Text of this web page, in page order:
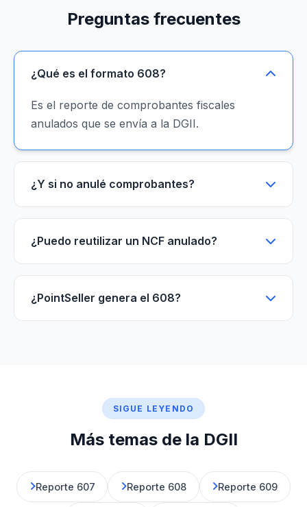
Preguntas frecuentes
¿Qué es el formato 608?
Es el reporte de comprobantes fiscales
anulados que se envía a la DGII.
¿Y si no anulé comprobantes?
¿Puedo reutilizar un NCF anulado?
¿PointSeller genera el 608?
SIGUE LEYENDO
Más temas de la DGII
Reporte 607 Reporte 608 Reporte 609